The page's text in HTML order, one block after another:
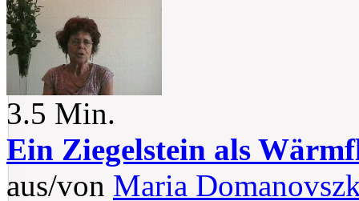
3.5 Min.
Ein Ziegelstein als
aus/von Maria